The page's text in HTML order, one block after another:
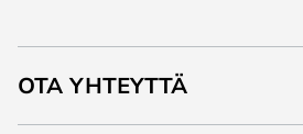
OTA YHTEYTTÄ